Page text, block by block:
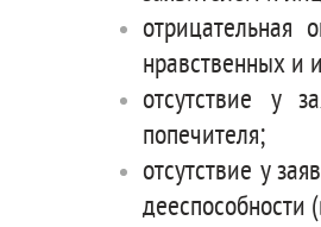
отрицательная
нравственных и
отсутствие у
попечителя;
отсутствие у
дееспособности